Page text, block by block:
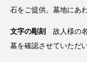
石をご提供。墓地にあ
文字の彫刻
故人様の
墓を確認させていただ